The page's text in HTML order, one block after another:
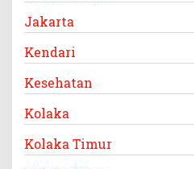
Jakarta
Kendari
Kesehatan
Kolaka
Kolaka Timur